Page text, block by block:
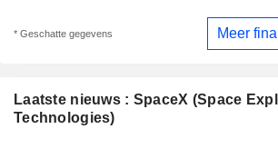
Laatste nieuws : SpaceX (Space
Technologies)
* Geschatte gegevens Meer